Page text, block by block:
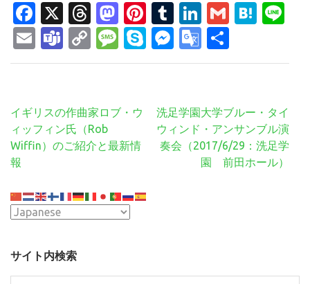
Facebook
X Threads
Mastodon
Pinterest
Tumblr
LinkedIn
Gmail
EmailTeams
Copy
Link
Message
SkypeMessenger
Google
Translate
有
投
稿
ナ
ビ
ー
シ
イギリスの作曲家ロブ・ウ
ィッフィン氏（Rob
Wiffin）のご紹介と最新情
報
洗足学園大学ブルー・タイ
ウィンド・アンサンブル演
奏会（2017/6/29：洗足学
園 前田ホール）
サイト内検索